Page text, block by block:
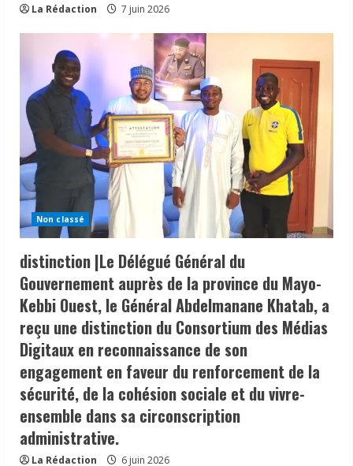
La Rédaction 7 juin 2026
Non classé
distinction |Le Délégué Général du
Gouvernement auprès de la province du Mayo-
Kebbi Ouest, le Général Abdelmanane Khatab, a
reçu une distinction du Consortium des Médias
Digitaux en reconnaissance de son
engagement en faveur du renforcement de la
sécurité, de la cohésion sociale et du vivre-
ensemble dans sa circonscription
administrative.
La Rédaction 6 juin 2026